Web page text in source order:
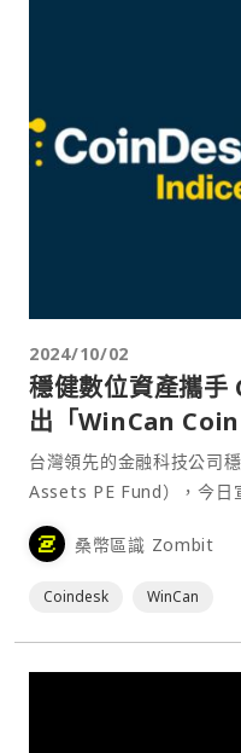
2024/10/02
穩健數位資產攜
出「WinCan
略」
台灣領先的金融科技公司
Assets PE Fund），今日
資產指數提供商
CoinDesk 20 主動管理策
桑幣區識 Zombit
Coindesk WinCan